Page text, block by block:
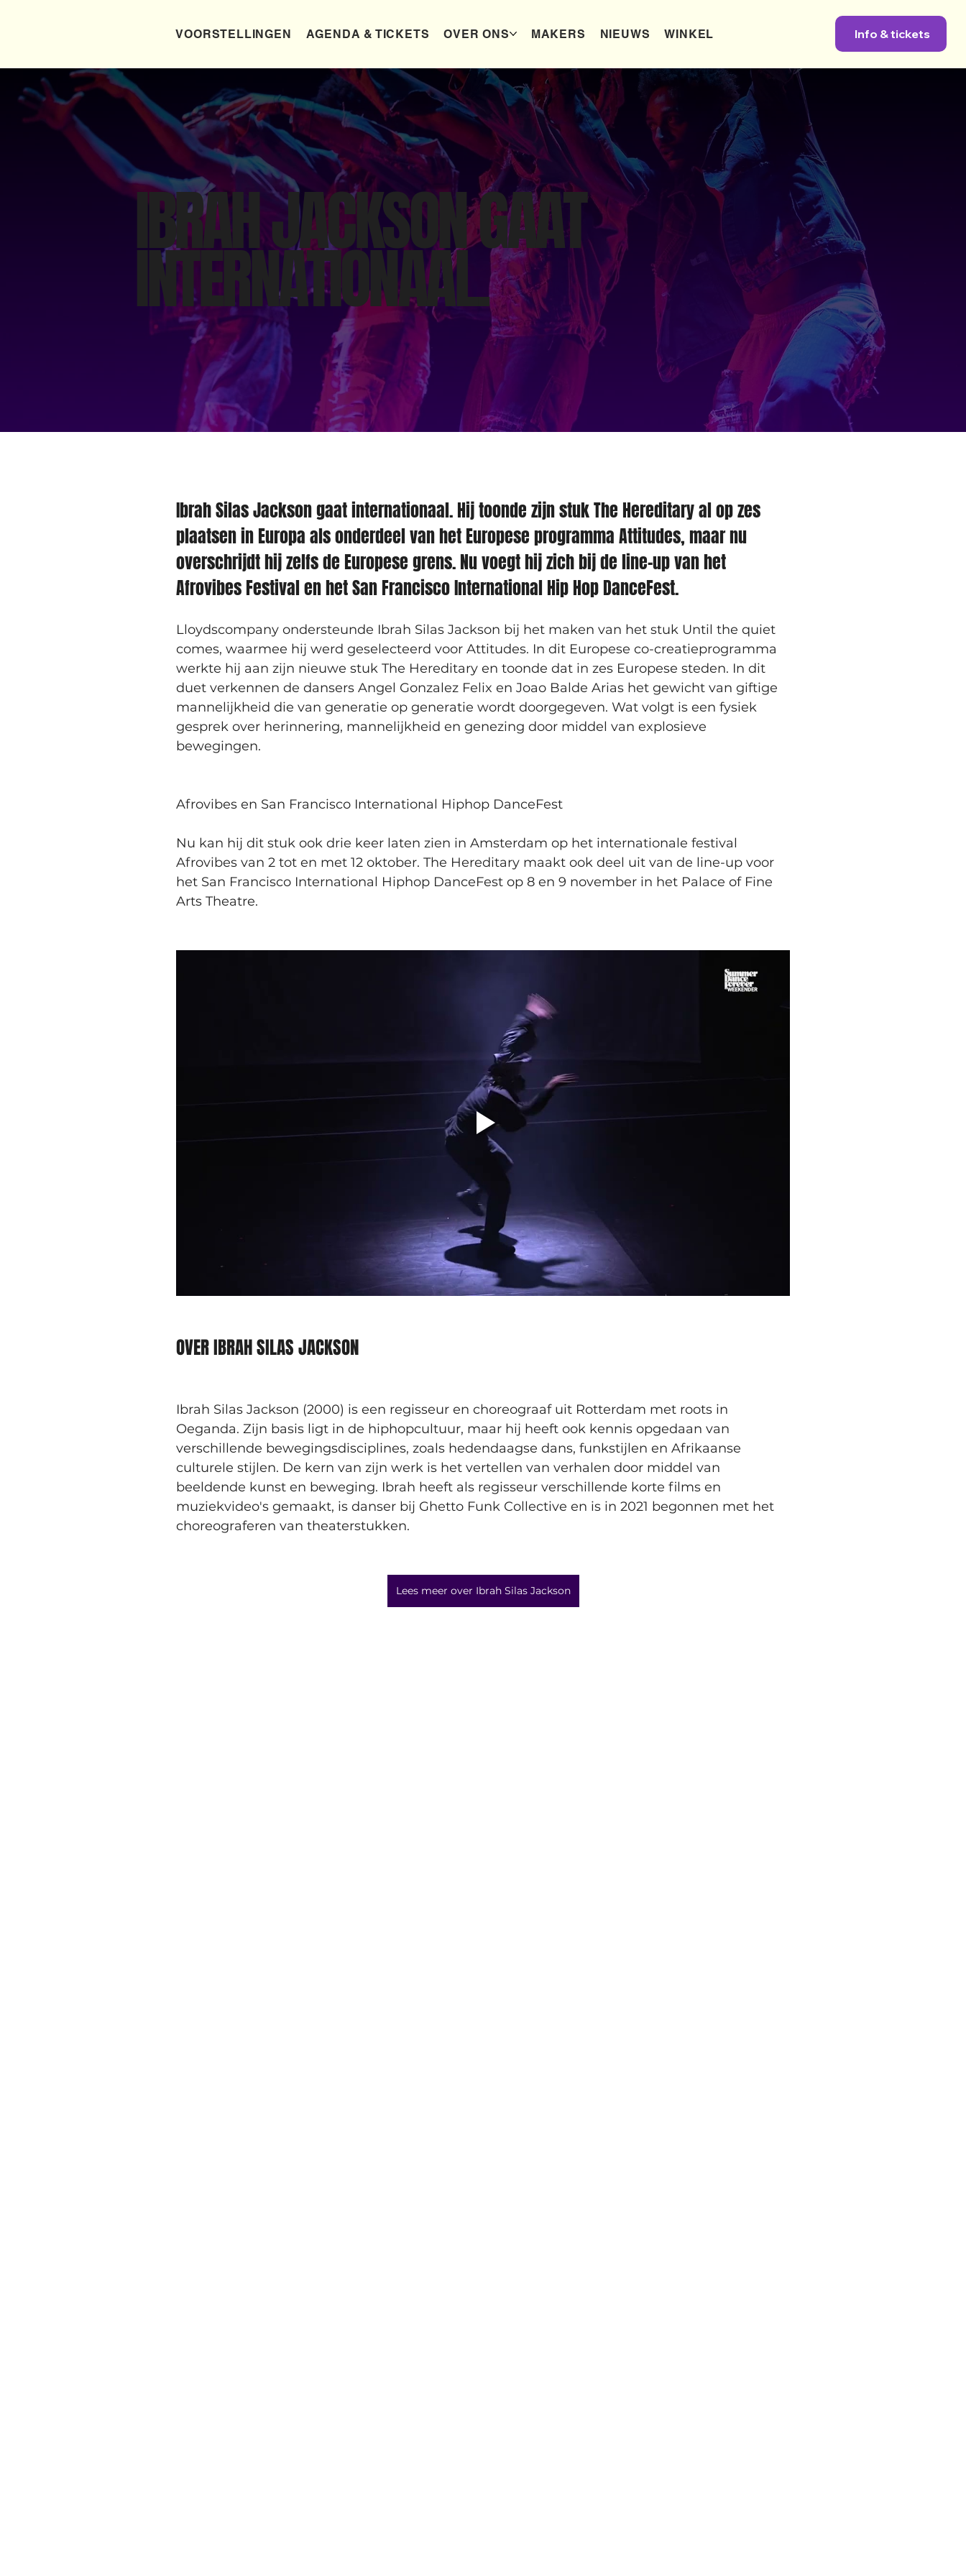
VOORSTELLINGEN AGENDA & TICKETS OVER ONS MAKERS NIEUWS WINKEL Info & tickets
IBRAH JACKSON GAAT
INTERNATIONAAL.
Ibrah Silas Jackson gaat internationaal. Hij toonde zijn stuk The Hereditary al op zes
plaatsen in Europa als onderdeel van het Europese programma Attitudes, maar nu
overschrijdt hij zelfs de Europese grens. Nu voegt hij zich bij de line-up van het
Afrovibes Festival en het San Francisco International Hip Hop DanceFest.
Lloydscompany ondersteunde Ibrah Silas Jackson bij het maken van het stuk Until the quiet
comes, waarmee hij werd geselecteerd voor Attitudes. In dit Europese co-creatieprogramma
werkte hij aan zijn nieuwe stuk The Hereditary en toonde dat in zes Europese steden. In dit
duet verkennen de dansers Angel Gonzalez Felix en Joao Balde Arias het gewicht van giftige
mannelijkheid die van generatie op generatie wordt doorgegeven. Wat volgt is een fysiek
gesprek over herinnering, mannelijkheid en genezing door middel van explosieve
bewegingen.
Afrovibes en San Francisco International Hiphop DanceFest
Nu kan hij dit stuk ook drie keer laten zien in Amsterdam op het internationale festival
Afrovibes van 2 tot en met 12 oktober. The Hereditary maakt ook deel uit van de line-up voor
het San Francisco International Hiphop DanceFest op 8 en 9 november in het Palace of Fine
Arts Theatre.
OVER IBRAH SILAS JACKSON
Ibrah Silas Jackson (2000) is een regisseur en choreograaf uit Rotterdam met roots in
Oeganda. Zijn basis ligt in de hiphopcultuur, maar hij heeft ook kennis opgedaan van
verschillende bewegingsdisciplines, zoals hedendaagse dans, funkstijlen en Afrikaanse
culturele stijlen. De kern van zijn werk is het vertellen van verhalen door middel van
beeldende kunst en beweging. Ibrah heeft als regisseur verschillende korte films en
muziekvideo's gemaakt, is danser bij Ghetto Funk Collective en is in 2021 begonnen met het
choreograferen van theaterstukken.
Lees meer over Ibrah Silas Jackson